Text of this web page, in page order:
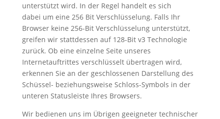
unterstützt wird. In der Regel handelt es sich
dabei um eine 256 Bit Verschlüsselung. Falls Ihr
Browser keine 256-Bit Verschlüsselung unterstützt,
greifen wir stattdessen auf 128-Bit v3 Technologie
zurück. Ob eine einzelne Seite unseres
Internetauftrittes verschlüsselt übertragen wird,
erkennen Sie an der geschlossenen Darstellung des
Schüssel- beziehungsweise Schloss-Symbols in der
unteren Statusleiste Ihres Browsers.
Wir bedienen uns im Übrigen geeigneter technischer